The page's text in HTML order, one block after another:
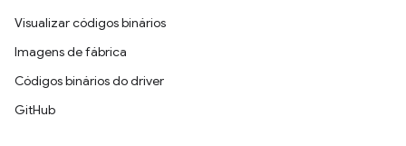
Visualizar códigos binários
Imagens de fábrica
Códigos binários do driver
GitHub